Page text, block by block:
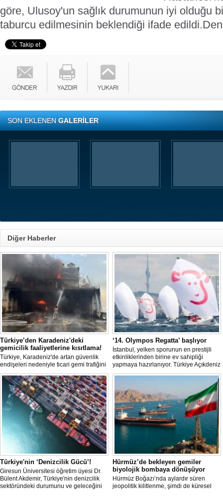
göre, Ulusoy'un sağlık durumunun iyi olduğu
taburcu edilmesinin beklendiği ifade edildi.
SON EKLENENGALERİLER
Diğer Haberler
Türkiye’den Karadeniz'deki
gemicilik faaliyetlerine kısıtlama!
Türkiye, Karadeniz'de artan güvenlik
endişeleri nedeniyle ticari gemi trafiğini
kısıtlamaya başladı. Bu durum,
bölgedeki gıda güvenliğini tehdit ediyor.
‘14. Olympos Regatta’ başlıyor
İstanbul, yelken sporunun en prestijli
etkinliklerinden birine ev sahipliği
yapmaya hazırlanıyor. Türkiye Açıkdeniz
Yarış Kulübü (TAYK), Türkiye Yelken
birliğiyle hayata geçirilecek olan 14.
TAYK - Eker Olympos Regatta, 7
Ağustos'ta start alacak ve 16 Ağustos'a
kadar deniz tutkunlarını bir araya
getirecek. "Rüzgâ
Türkiye'nin ‘Denizcilik Gücü’!
Giresun Üniversitesi öğretim üyesi Dr.
Bülent Akdemir, Türkiye'nin denizcilik
sektöründeki durumunu ve geleceğini
Hürmüz’de bekleyen gemiler
biyolojik bombaya dönüşüyor
Hürmüz Boğazı’nda aylardır süren
jeopolitik kilitlenme, şimdi de küresel